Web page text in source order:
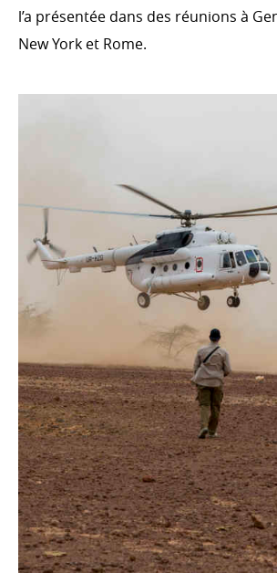
l’a présentée dans des réunions à
New York et Rome.